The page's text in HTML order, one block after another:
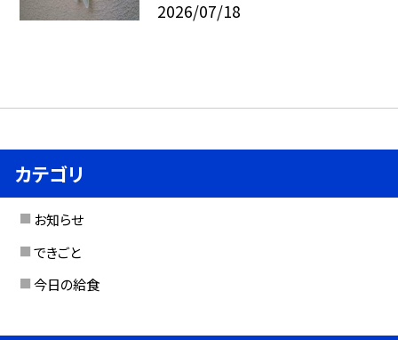
2026/07/18
カテゴリ
お知らせ
できごと
今日の給食